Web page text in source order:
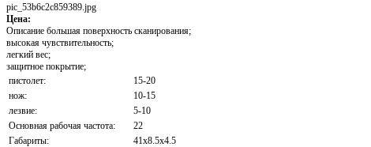
pic_53b6c2c859389.jpg
Цена:
Описание большая поверхность сканирования;
высокая чувствительность;
легкий вес;
защитное покрытие;
пистолет:
15-20
нож:
10-15
лезвие:
5-10
Основная рабочая частота:
22
Габариты:
41x8.5x4.5